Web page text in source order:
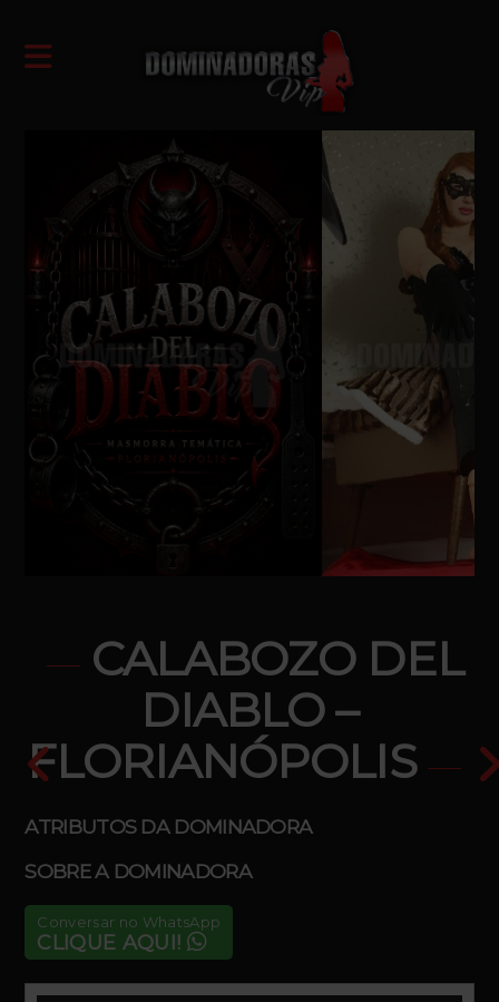
CALABOZO DEL
DIABLO –
FLORIANÓPOLIS
ATRIBUTOS DA DOMINADORA
SOBRE A DOMINADORA
Conversar no WhatsApp
CLIQUE AQUI!